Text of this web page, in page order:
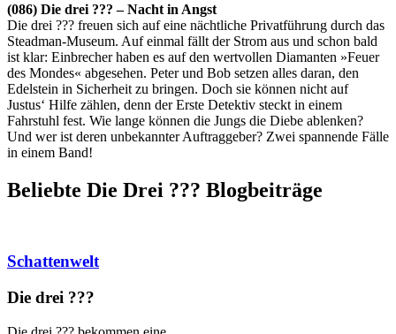
(086) Die drei ??? – Nacht in Angst
Die drei ??? freuen sich auf eine nächtliche Privatführung durch das
Steadman-Museum. Auf einmal fällt der Strom aus und schon bald
ist klar: Einbrecher haben es auf den wertvollen Diamanten »Feuer
des Mondes« abgesehen. Peter und Bob setzen alles daran, den
Edelstein in Sicherheit zu bringen. Doch sie können nicht auf
Justus‘ Hilfe zählen, denn der Erste Detektiv steckt in einem
Fahrstuhl fest. Wie lange können die Jungs die Diebe ablenken?
Und wer ist deren unbekannter Auftraggeber? Zwei spannende Fälle
in einem Band!
Beliebte Die Drei ??? Blogbeiträge
Schattenwelt
Die drei ???